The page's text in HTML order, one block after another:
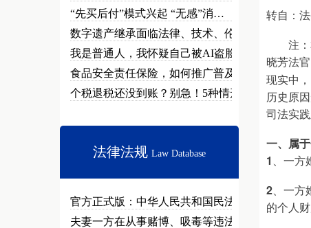
“先买后付”模式兴起 “无感”消…
数字遗产继承面临法律、技术、伦理…
我是普通人，我怀疑自己被AI盗脸…
食品安全责任保险，如何推广普及？
个税退税还没到账？别急！5种情形…
法律法规 Law Database
官方正式版：中华人民共和国民法总…
夫妻一方在从事赌博、吸毒等违法犯…
转自：
注
晓芳法
现实中
历史原
司法实
一、属
1 、一方
2、一方
的个人